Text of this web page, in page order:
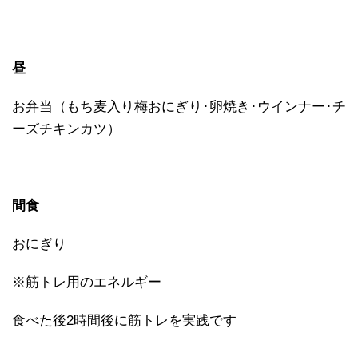
昼
お弁当（もち麦入り梅おにぎり･卵焼き･ウインナー･チ
ーズチキンカツ）
間食
おにぎり
※筋トレ用のエネルギー
食べた後2時間後に筋トレを実践です